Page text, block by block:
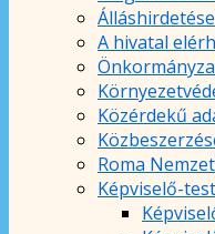
A hivatal
Közérdekű
Roma
Képviselő-